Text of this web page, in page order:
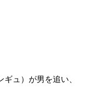
ュ）が男を追い、